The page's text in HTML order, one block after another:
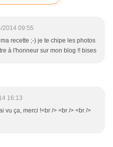
2014 09:55
recette ;-) je te chipe les photos
à l'honneur sur mon blog !! bises
16:13
vu ça, merci !<br /> <br /> <br />